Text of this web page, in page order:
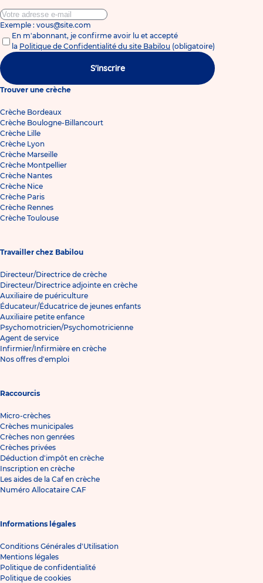
Exemple : vous@site.com
En m'abonnant, je confirme avoir lu et accepté
la Politique de Confidentialité du site Babilou (obligatoire)
S'inscrire
Trouver une crèche
Crèche Bordeaux
Crèche Boulogne-Billancourt
Crèche Lille
Crèche Lyon
Crèche Marseille
Crèche Montpellier
Crèche Nantes
Crèche Nice
Crèche Paris
Crèche Rennes
Crèche Toulouse
Travailler chez Babilou
Directeur/Directrice de crèche
Directeur/Directrice adjointe en crèche
Auxiliaire de puériculture
Éducateur/Éducatrice de jeunes enfants
Auxiliaire petite enfance
Psychomotricien/Psychomotricienne
Agent de service
Infirmier/Infirmière en crèche
Nos offres d'emploi
Raccourcis
Micro-crèches
Crèches municipales
Crèches non genrées
Crèches privées
Déduction d'impôt en crèche
Inscription en crèche
Les aides de la Caf en crèche
Numéro Allocataire CAF
Informations légales
Conditions Générales d'Utilisation
Mentions légales
Politique de confidentialité
Politique de cookies